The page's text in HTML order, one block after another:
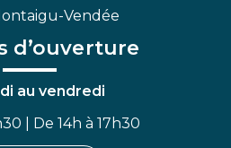
Vendée
d’ouverture
au vendredi
| De 14h à 17h30